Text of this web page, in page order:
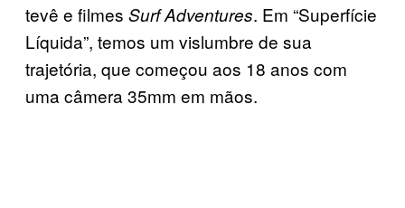
tevê e filmes Surf Adventures. Em “Superfície
Líquida”, temos um vislumbre de sua
trajetória, que começou aos 18 anos com
uma câmera 35mm em mãos.